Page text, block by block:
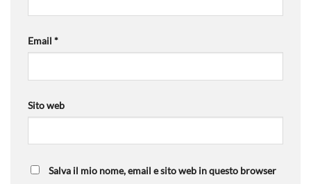
Email *
Sito web
Salva il mio nome, email e sito web in questo browser